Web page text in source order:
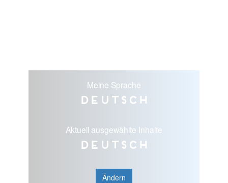
Meine Sprache
Deutsch
Aktuell ausgewählte Inhalte
Deutsch
Ändern